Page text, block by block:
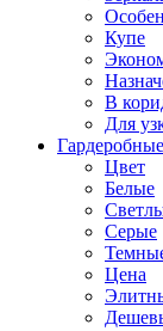
Купе
В
Для
Гардеробные
Цвет
Белые
Серые
Цена